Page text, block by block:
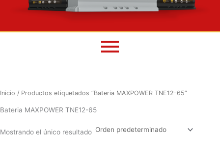
Inicio / Productos etiquetados “Bateria MAXPOWER TNE12-65”
Bateria MAXPOWER TNE12-65
Mostrando el único resultado